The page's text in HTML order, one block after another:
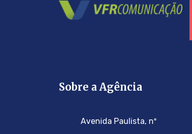
Sobre a Agência
Avenida Paulista, nº